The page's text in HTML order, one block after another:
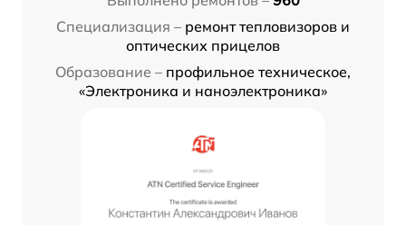
Специализация – ремонт тепловизоров и
оптических прицелов
Образование – профильное техническое,
«Электроника и наноэлектроника»